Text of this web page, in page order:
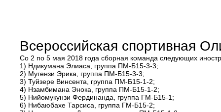
Всероссийская спортивная
Со 2 по 5 мая 2018 года сборная команда следующих
1) Ндикумана Элиаса, группа ПМ-Б15-3-3;
2) Мугензи Эрика, группа ПМ-Б15-3-3;
3) Туйзере Винсента, группа ПМ-Б15-1-2;
4) Нзамбимана Энока, группа ПМ-Б15-1-2;
5) Нийомукунзи Фердинанда, группа ГМ-Б15-1;
6) Нибаюбахе Тарсиса, группа ГМ-Б15-2;